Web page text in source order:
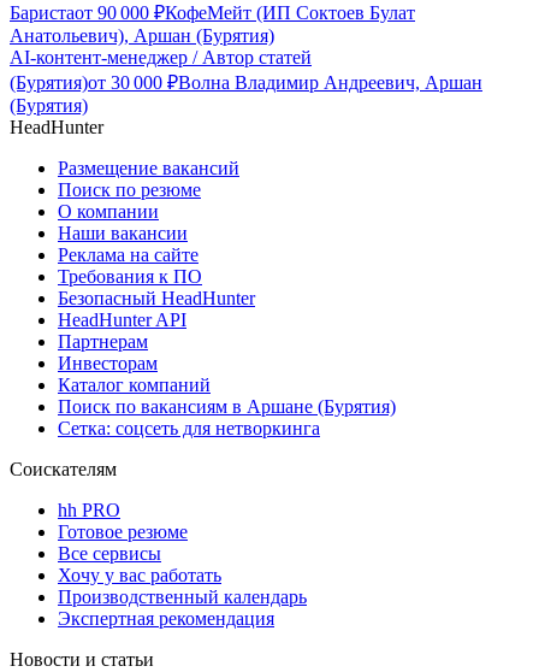
Баристаот 90 000 ₽КофеМейт (ИП Соктоев Булат
Анатольевич), Аршан (Бурятия)
AI-контент-менеджер / Автор статей
(Бурятия)от 30 000 ₽Волна Владимир Андреевич, Аршан
(Бурятия)
HeadHunter
Размещение вакансий
Поиск по резюме
О компании
Наши вакансии
Реклама на сайте
Требования к ПО
Безопасный HeadHunter
HeadHunter API
Партнерам
Инвесторам
Каталог компаний
Поиск по вакансиям в Аршане (Бурятия)
Сетка: соцсеть для нетворкинга
Соискателям
hh PRO
Готовое резюме
Все сервисы
Хочу у вас работать
Производственный календарь
Экспертная рекомендация
Новости и статьи